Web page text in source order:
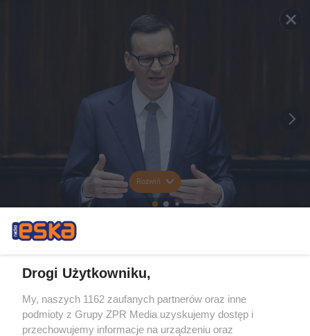
Rozwiń
Drogi Użytkowniku,
My, naszych 1162 zaufanych partnerów oraz inne
podmioty z Grupy ZPR Media uzyskujemy dostęp i
przechowujemy informacje na urządzeniu oraz